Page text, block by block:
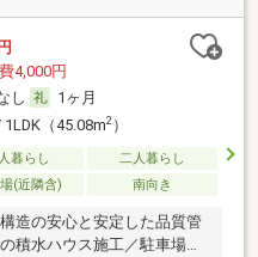
4,000円
し
1ヶ月
1LDK（45.08m2）
暮らし
二人暮らし
(近隣含) 南向き
造の安心と安定した品質管
積水ハウス施工／駐車場